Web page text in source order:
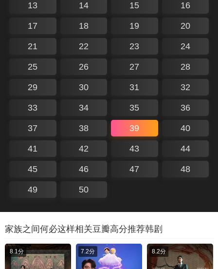
13 14 15 16
17 18 19 20
21 22 23 24
25 26 27 28
29 30 31 32
33 34 35 36
37 38 39 40
41 42 43 44
45 46 47 48
49 50
家族之间何必这样相关豆瓣高分推荐韩剧
8.1分 7.2分 8.2分